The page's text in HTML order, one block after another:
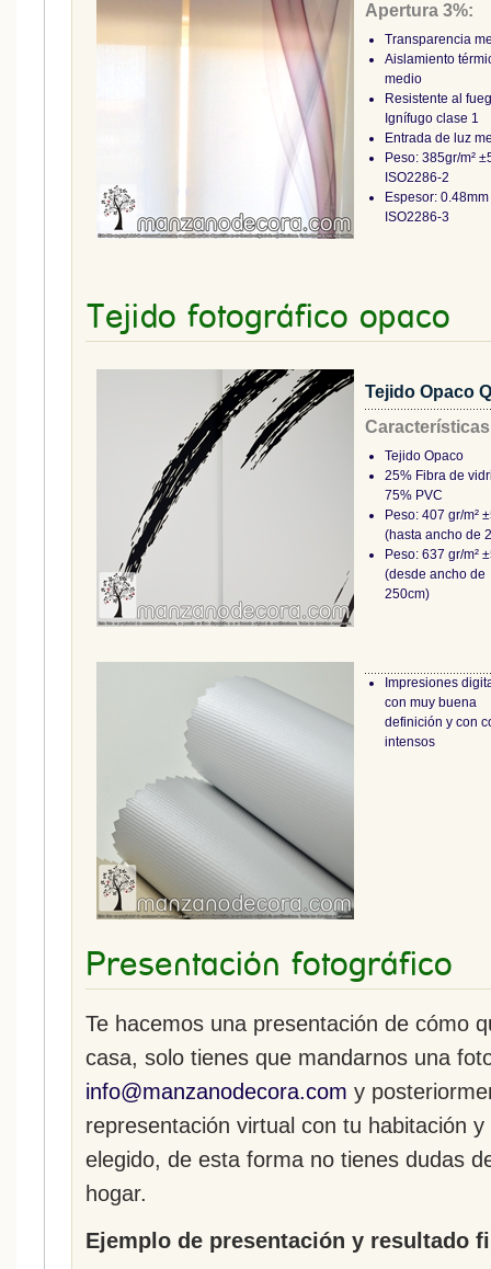
Apertura 3%:
Transparencia
Aislamiento
medio
Resistente al
Ignífugo clase 1
Entrada de luz
Peso: 385gr/m²
ISO2286-2
Espesor:
ISO2286-3
Tejido fotográfico opaco
Tejido Opaco
Tejido Opaco
25% Fibra de
75% PVC
Peso: 407 gr/m²
(hasta ancho de
Peso: 637 gr/m²
(desde ancho de
250cm)
Impresiones
con muy buena
definición y con
intensos
Presentación fotográfico
Te hacemos una presentación de cómo
casa, solo tienes que mandarnos una
info@manzanodecora.com y
representación virtual con tu habitación
elegido, de esta forma no tienes dudas
hogar.
Ejemplo de presentación y resultado